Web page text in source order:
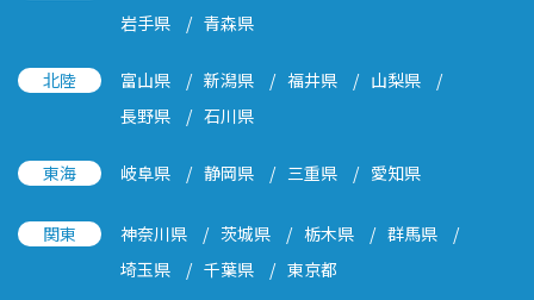
岩手県
青森県
北陸 富山県 新潟県 福井県
山梨県
長野県
石川県
東海 岐阜県 静岡県 三重県 愛知県
関東 神奈川県 茨城県 栃木県
群馬県
埼玉県
千葉県 東京都